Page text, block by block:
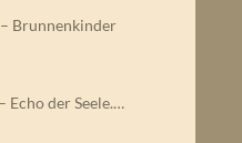
– Brunnenkinder
Echo der Seele.…